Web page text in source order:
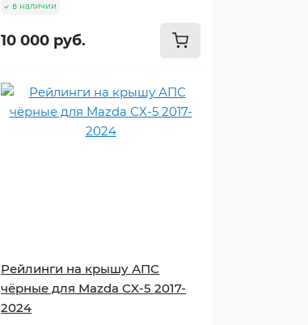
в наличии
10 000 руб.
Рейлинги на крышу АПС
чёрные для Mazda CX-5 2017-
2024